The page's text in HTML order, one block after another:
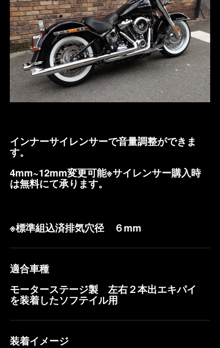
インナーサイレンサーで音量調整ができま
す。
4mm~12mm変更可能※サイレンサー購入時
は無料にて承ります。
※標準組込済排気穴径 ６mm
適合車種
モーターステージ製 左右２本出エキパイ
を装着したソフテイル用
装着イメージ